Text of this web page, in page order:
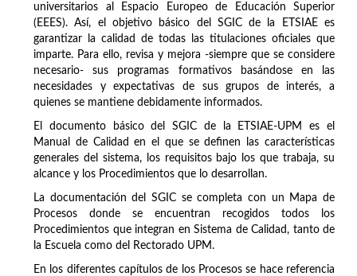
universitarios al Espacio Europeo de Educación Superior
(EEES). Así, el objetivo básico del SGIC de la ETSIAE es
garantizar la calidad de todas las titulaciones oficiales que
imparte. Para ello, revisa y mejora -siempre que se considere
necesario- sus programas formativos basándose en las
necesidades y expectativas de sus grupos de interés, a
quienes se mantiene debidamente informados.
El documento básico del SGIC de la ETSIAE-UPM es el
Manual de Calidad en el que se definen las características
generales del sistema, los requisitos bajo los que trabaja, su
alcance y los Procedimientos que lo desarrollan.
La documentación del SGIC se completa con un Mapa de
Procesos donde se encuentran recogidos todos los
Procedimientos que integran en Sistema de Calidad, tanto de
la Escuela como del Rectorado UPM.
En los diferentes capítulos de los Procesos se hace referencia